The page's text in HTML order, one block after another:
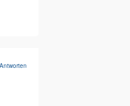
Antworten